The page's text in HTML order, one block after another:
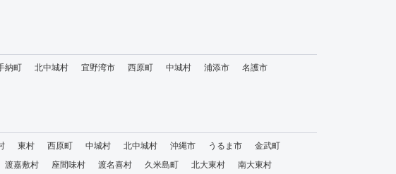
納町 北中城村 宜野湾市 西原町 中城村 浦添市
名護市
東村 西原町 中城村 北中城村 沖縄市 うるま市
金武町
渡嘉敷村 座間味村 渡名喜村 久米島町 北大東村
南大東村